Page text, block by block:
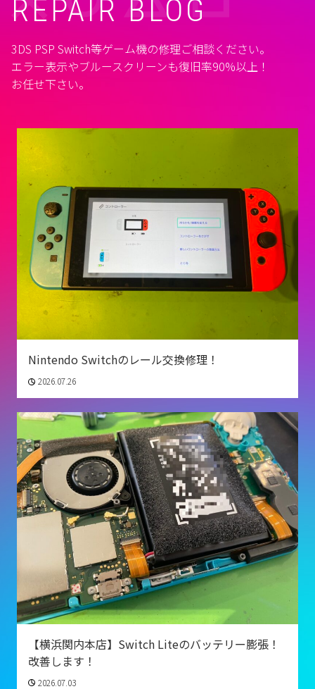
REPAIR BLOG
3DS PSP Switch等ゲーム機の修理ご相談ください。
エラー表示やブルースクリーンも復旧率90%以上！
お任せ下さい。
Nintendo Switchのレール交換修理！
2026.07.26
【横浜関内本店】Switch Liteのバッテリー膨張！
改善します！
2026.07.03